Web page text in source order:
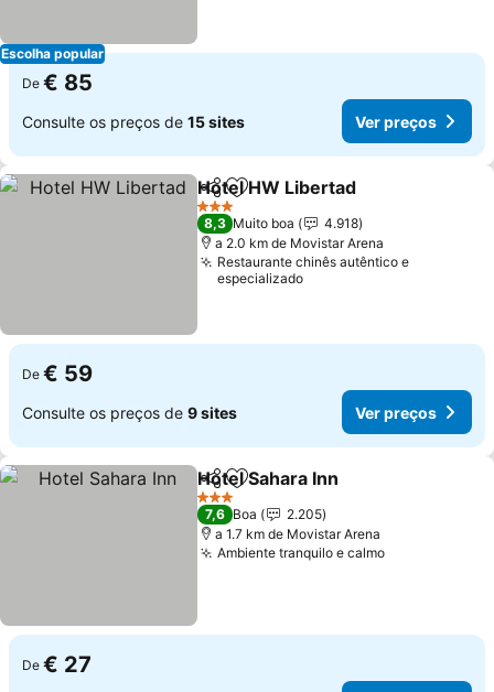
Escolha popular
De € 85
Consulte os preços de 15 sites Ver preços
PartilharAdicionar aos favoritos
Hotel HW Libertad
3 Estrelas
8,3 Muito boa
4.918
a 2.0 km de Movistar Arena
Restaurante chinês autêntico e
especializado
De € 59
Consulte os preços de 9 sites Ver preços
PartilharAdicionar aos favoritos
Hotel Sahara Inn
3 Estrelas
7,6 Boa
2.205
a 1.7 km de Movistar Arena
Ambiente tranquilo e calmoVer preços
De € 27